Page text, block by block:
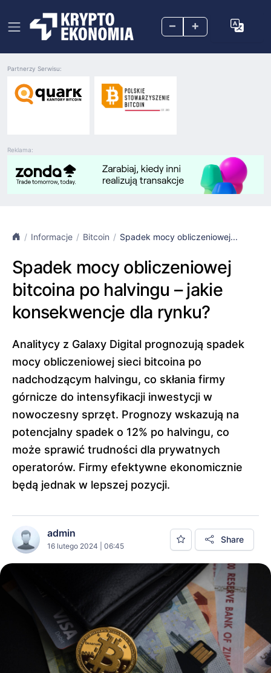
– +
Reklama:
Partnerzy Serwisu:
Informacje Bitcoin Spadek mocy obliczeniowej...
Spadek mocy obliczeniowej
bitcoina po halvingu – jakie
konsekwencje dla rynku?
Analitycy z Galaxy Digital prognozują spadek
mocy obliczeniowej sieci bitcoina po
nadchodzącym halvingu, co skłania firmy
górnicze do intensyfikacji inwestycji w
nowoczesny sprzęt. Prognozy wskazują na
potencjalny spadek o 12% po halvingu, co
może sprawić trudności dla prywatnych
operatorów. Firmy efektywne ekonomicznie
będą jednak w lepszej pozycji.
admin
16 lutego 2024 | 06:45
Share